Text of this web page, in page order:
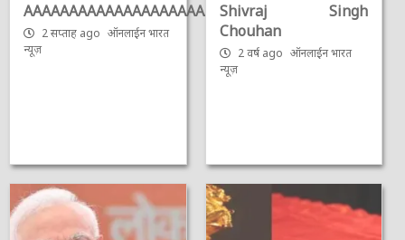
AAAAAAAAAAAAAAAAAAAAAAAAAAAAAAAAA
2 सप्ताह ago ऑनलाईन भारत
न्यूज़
Shivraj Singh
Chouhan
2 वर्ष ago ऑनलाईन भारत
न्यूज़